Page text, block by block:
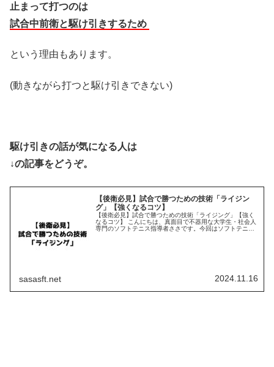
止まって打つのは
試合中前衛と駆け引きするため
という理由もあります。
(動きながら打つと駆け引きできない)
駆け引きの話が気になる人は
↓の記事をどうぞ。
【後衛必見】試合で勝つための技術「ライジン
グ」【強くなるコツ】
【後衛必見】試合で勝つための技術「ライジング」【強く
なるコツ】 こんにちは、真面目で不器用な大学生・社会人
専門のソフトテニス指導者ささです。今回はソフトテニス
sasasft.net 2024.11.16